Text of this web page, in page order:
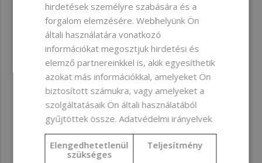
CO2-to extrakt, málnamag, BIO, 10 ml
1 900 Ft
hirdetések személyre szabására és a
forgalom elemzésére. Webhelyünk Ön
általi használatára vonatkozó
információkat megosztjuk hirdetési és
elemző partnereinkkel is, akik egyesíthetik
azokat más információkkal, amelyeket Ön
biztosított számukra, vagy amelyeket a
szolgáltatásaik Ön általi használatából
gyűjtöttek össze.Adatvédelmi irányelvek
Elengedhetetlenül
szükséges
Teljesítmény